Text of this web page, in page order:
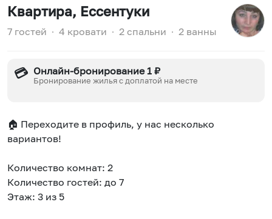
Квартира, Ессентуки
7 гостей ∙ 4 кровати ∙ 2 спальни ∙ 2 ванны
💳 Онлайн-бронирование 1 ₽
Бронирование жилья с доплатой на месте
🏠 Переходите в профиль, у нас несколько
вариантов!
Количество комнат: 2
Количество гостей: до 7
Этаж: 3 из 5